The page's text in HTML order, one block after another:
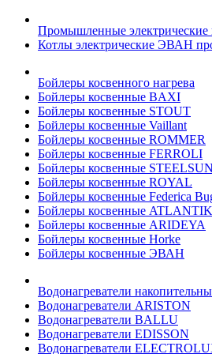
Промышленные электрические
Котлы электрические ЭВАН
Бойлеры косвенного нагрева
Бойлеры косвенные BAXI
Бойлеры косвенные STOUT
Бойлеры косвенные Vaillant
Бойлеры косвенные ROMMER
Бойлеры косвенные FERROLI
Бойлеры косвенные STEELSUN
Бойлеры косвенные ROYAL
Бойлеры косвенные Federica
Бойлеры косвенные ATLANTIK
Бойлеры косвенные ARIDEYA
Бойлеры косвенные Horke
Бойлеры косвенные ЭВАН
Водонагреватели
Водонагреватели ARISTON
Водонагреватели BALLU
Водонагреватели EDISSON
Водонагреватели